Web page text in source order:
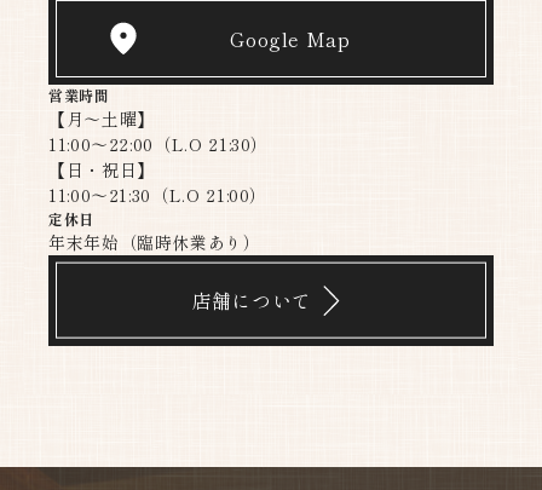
Google Map
営業時間
【月〜土曜】
11:00～22:00（L.O 21:30）
【日・祝日】
11:00～21:30（L.O 21:00）​​​​​​​
定休日
年末年始（臨時休業あり）
店舗について